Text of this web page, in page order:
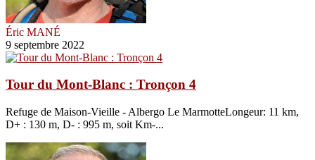
Éric MANÉ
9 septembre 2022
Tour du Mont-Blanc : Tronçon 4
Refuge de Maison-Vieille - Albergo Le MarmotteLongeur: 11 km,
D+ : 130 m, D- : 995 m, soit Km-...